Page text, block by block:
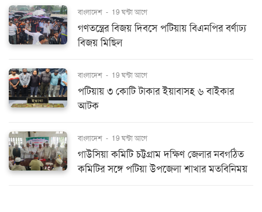
বাংলাদেশ - 19 ঘন্টা আগে
গণতন্ত্রের বিজয় দিবসে পটিয়ায় বিএনপির বর্ণাঢ্য
বিজয় মিছিল
বাংলাদেশ - 19 ঘন্টা আগে
পটিয়ায় ৩ কোটি টাকার ইয়াবাসহ ৬ বাইকার
আটক
বাংলাদেশ - 19 ঘন্টা আগে
গাউসিয়া কমিটি চট্টগ্রাম দক্ষিণ জেলার নবগঠিত
কমিটির সঙ্গে পটিয়া উপজেলা শাখার মতবিনিময়